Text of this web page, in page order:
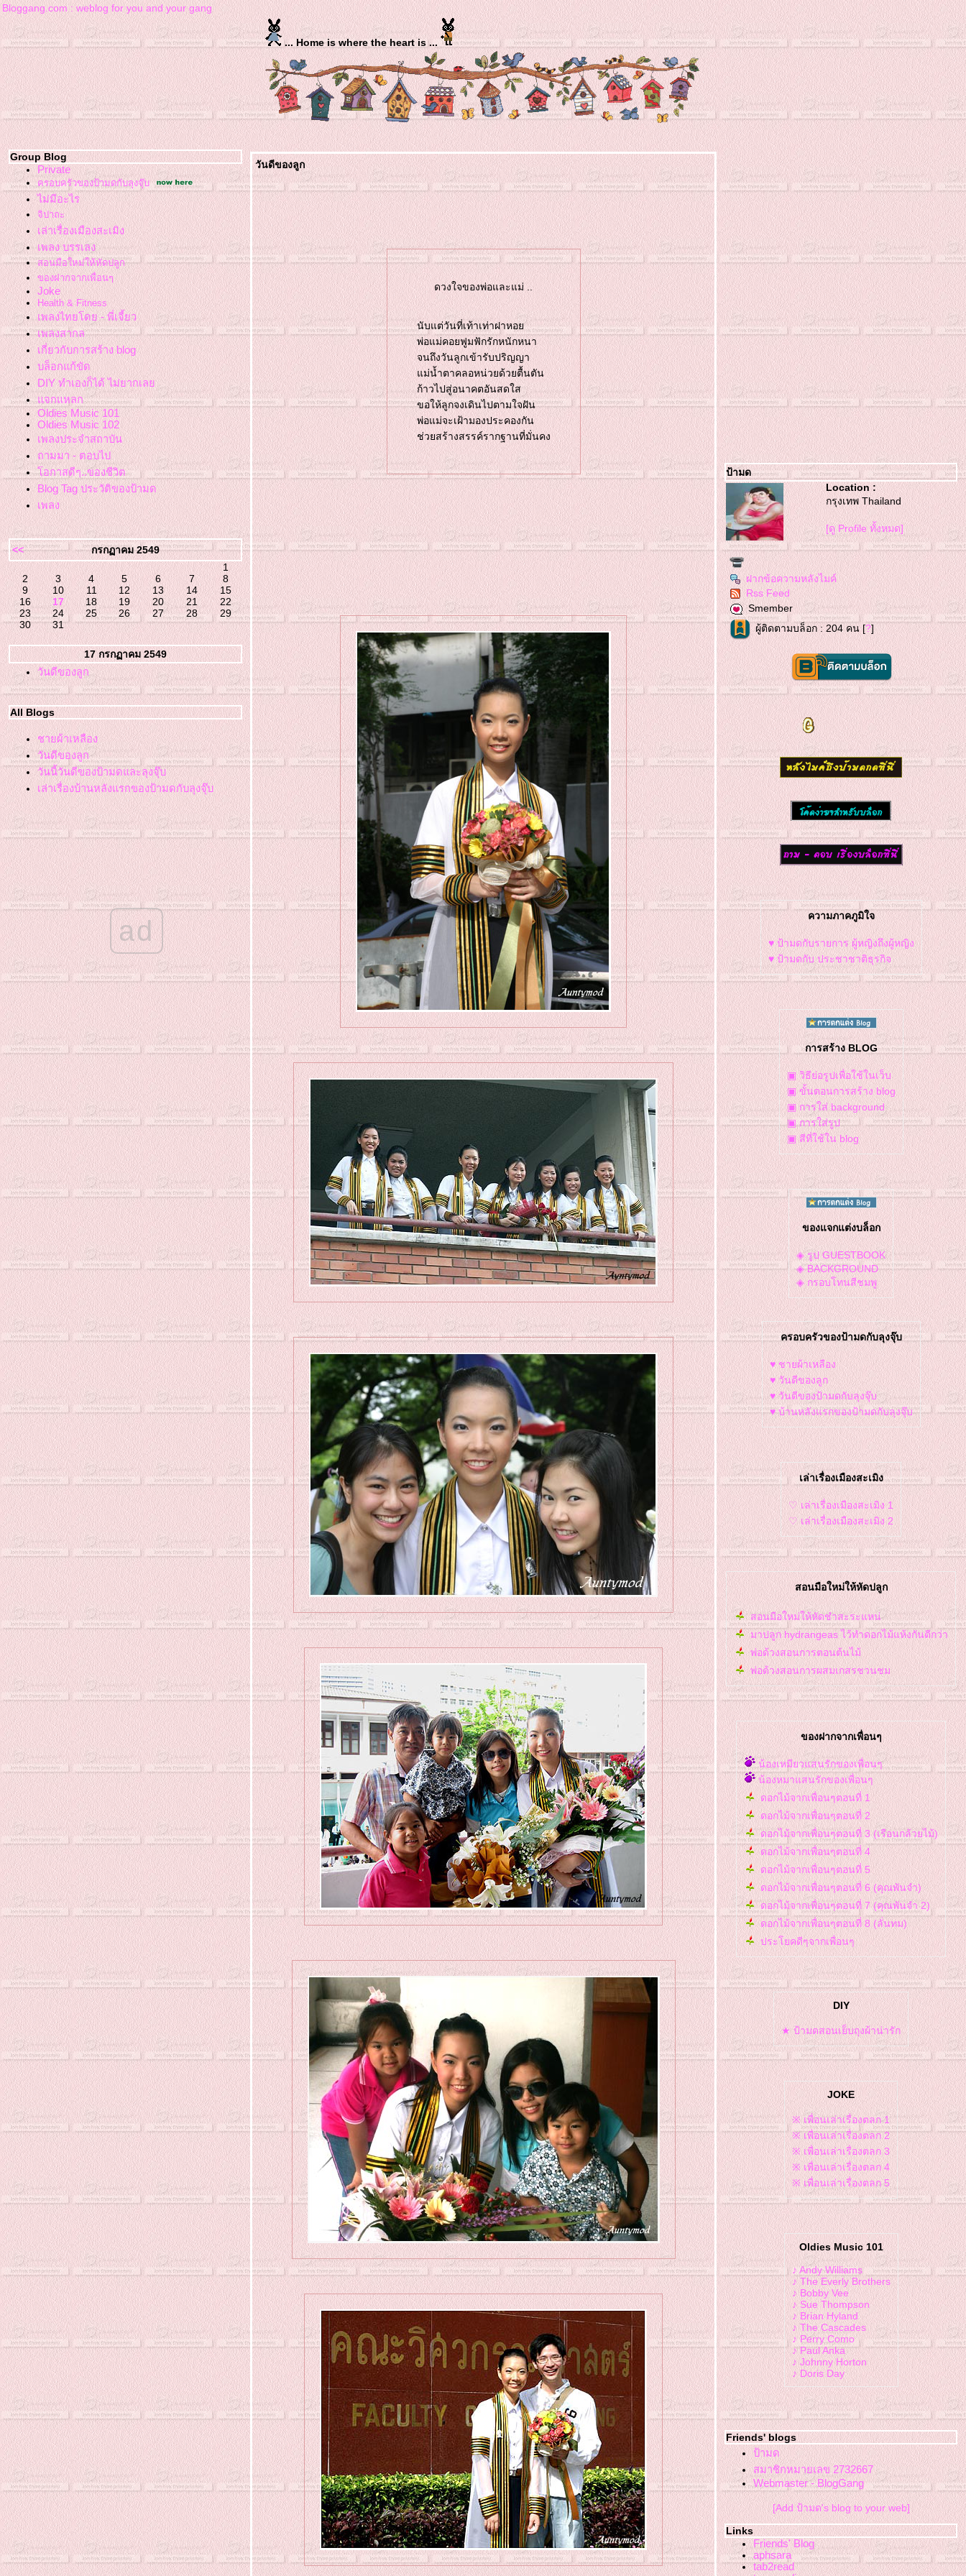
Bloggang.com : weblog for you and your gang
... Home is where the heart is ...
Group Blog
Private
ครอบครัวของป้ามดกับลุงจุ๊บ
ไม่มีอะไร
จิปาถะ
เล่าเรื่องเมืองสะเมิง
เพลง บรรเลง
สอนมือใหม่ให้หัดปลูก
ของฝากจากเพื่อนๆ
Joke
Health & Fitness
เพลงไทยโดย - พี่เจี้ยว
เพลงสากล
เกี่ยวกับการสร้าง blog
บล็อกแก้ขัด
DIY ทำเองก็ได้ ไม่ยากเล
จกแหลก
Oldies Music 101
Oldies Music 102
เพลงประจำสถาบัน
ถามมา - ตอบไป
อกาสดีๆ..ของชีวิต
Blog Tag ประวัติของป้ามด
เพลง
<<
กรกฏาคม 2549
1
2
3 4 5 6 7
8
9
10 11 12 13 14
15
16
17 18 19 20 21
22
23
24 25 26 27 28
29
30
31
17 กรกฏาคม 2549
วันดีของลูก
All Blogs
ชายผ้าเหลือง
วันดีของลูก
วันนี้วันดีของป้ามดและลุงจุ๊บ
เล่าเรื่องบ้านหลังแรกของป้ามดกับลุงจุ๊บ
ad
วันดีของลูก
ดวงใจของพ่อและแม่ ..
นับแต่วันที่เท้าเท่าฝาหอ
พ่อแม่คอยฟูมฟักรักหนักหนา
จนถึงวันลูกเข้ารับปริญญา
ม่น้ำตาคลอหน่วยด้วยตื้นตัน
ก้าวไปสู่อนาคตอันสดใส
ขอให้ลูกจงเดินไปตามใจฝัน
พ่อแม่จะเฝ้ามองประคองกัน
ช่วยสร้างสรรค์รากฐานที่มั่นคง
ป้ามด
Location :
กรุงเทพ Thailand
[ดู Profile ทั้งหมด]
ฝากข้อความหลังไมค์
Rss Feed
Smember
ผู้ติดตามบล็อก : 204 คน [?]
ความภาคภูมิใจ
♥ ป้ามดกับรายการ ผู้หญิงถึงผู้หญิง
♥ ป้ามดกับ ประชาชาติธุรกิจ
การสร้าง BLOG
▣ วิธีย่อรูปเพื่อใช้ในเว็บ
▣ ขั้นตอนการสร้าง blog
▣ การใส่ background
▣ การใส่รูป
▣ สีที่ใช้ใน blog
ของแจกแต่งบล็อก
◈ รูป GUESTBOOK
◈ BACKGROUND
◈ กรอบโทนสีชมพู
ครอบครัวของป้ามดกับลุงจุ๊บ
♥ ชายผ้าเหลือง
♥ วันดีของลูก
♥ วันดีของป้ามดกับลุงจุ๊บ
♥ บ้านหลังแรกของป้ามดกับลุงจุ๊บ
เล่าเรื่องเมืองสะเมิง
♡ เล่าเรื่องเมืองสะเมิง 1
♡ เล่าเรื่องเมืองสะเมิง 2
สอนมือใหม่ให้หัดปลูก
สอนมือใหม่ให้หัดชำสะระแหน่
มาปลูก hydrangeas ไว้ทำดอกไม้แห้งกันดีกว่า
พ่อด้วงสอนการตอนต้นไม้
พ่อด้วงสอนการผสมเกสรชวนชม
ของฝากจากเพื่อนๆ
น้องเหมียวแสนรักของเพื่อนๆ
น้องหมาแสนรักของเพื่อนๆ
ดอกไม้จากเพื่อนๆตอนที่ 1
ดอกไม้จากเพื่อนๆตอนที่ 2
ดอกไม้จากเพื่อนๆตอนที่ 3 (เรือนกล้วยไม้)
ดอกไม้จากเพื่อนๆตอนที่ 4
ดอกไม้จากเพื่อนๆตอนที่ 5
ดอกไม้จากเพื่อนๆตอนที่ 6 (คุณพันจำ)
ดอกไม้จากเพื่อนๆตอนที่ 7 (คุณพันจำ 2)
ดอกไม้จากเพื่อนๆตอนที่ 8 (ลั่นทม)
ประโยคดีๆจากเพื่อนๆ
DIY
★ ป้ามดสอนเย็บถุงผ้าน่ารัก
JOKE
※ เพื่อนเล่าเรื่องตลก 1
※ เพื่อนเล่าเรื่องตลก 2
※ เพื่อนเล่าเรื่องตลก 3
※ เพื่อนเล่าเรื่องตลก 4
※ เพื่อนเล่าเรื่องตลก 5
Oldies Music 101
♪ Andy Williams
♪ The Everly Brothers
♪ Bobby Vee
♪ Sue Thompson
♪ Brian Hyland
♪ The Cascades
♪ Perry Como
♪ Paul Anka
♪ Johnny Horton
♪ Doris Day
Friends' blogs
ป้ามด
สมาชิกหมายเลข 2732667
Webmaster - BlogGang
[Add ป้ามด's blog to your web]
Links
Friends' Blog
aphsara
tab2read